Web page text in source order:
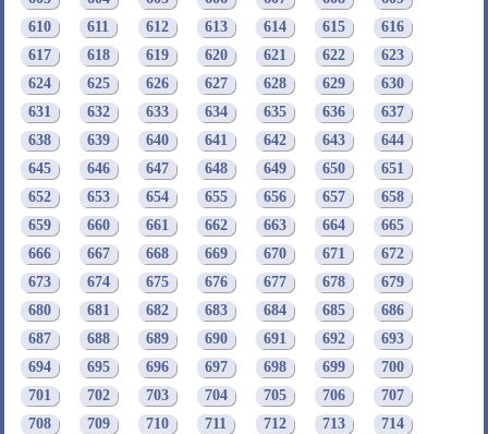
610
611 612 613 614 615
616
617
618 619 620 621 622
623
624
625 626 627 628 629
630
631
632 633 634 635 636
637
638
639 640 641 642 643
644
645
646 647 648 649 650
651
652
653 654 655 656 657
658
659
660 661 662 663 664
665
666
667 668 669 670 671
672
673
674 675 676 677 678
679
680
681 682 683 684 685
686
687
688 689 690 691 692
693
694
695 696 697 698 699
700
701
702 703 704 705 706
707
708
709 710 711 712 713
714